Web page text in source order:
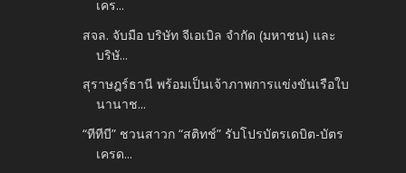
เคร...
สจล. จับมือ บริษัท จีเอเบิล จำกัด (มหาชน) และ
บริษั...
สุราษฎร์ธานี พร้อมเป็นเจ้าภาพการแข่งขันเรือใบ
นานาช...
“ทีทีบี” ชวนสาวก “สติทช์” รับโปรบัตรเดบิต-บัตร
เครด...